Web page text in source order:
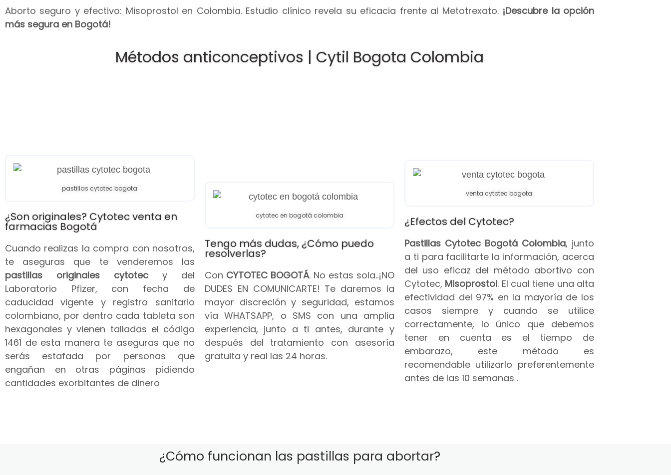
Aborto seguro y efectivo: Misoprostol en Colombia. Estudio clínico revela su eficacia frente al Metotrexato. ¡Descubre la opción
más segura en Bogotá!
Métodos anticonceptivos | Cytil Bogota Colombia
pastillas cytotec bogota
¿Son originales? Cytotec venta en
farmacias Bogotá
Cuando realizas la compra con nosotros,
te aseguras que te venderemos las
pastillas originales cytotec y del
Laboratorio Pfizer, con fecha de
caducidad vigente y registro sanitario
colombiano, por dentro cada tableta son
hexagonales y vienen talladas el código
1461 de esta manera te aseguras que no
serás estafada por personas que
engañan en otras páginas pidiendo
cantidades exorbitantes de dinero
cytotec en bogotá colombia
Tengo más dudas, ¿Cómo puedo
resolverlas?
Con CYTOTEC BOGOTÁ. No estas sola..¡NO
DUDES EN COMUNICARTE! Te daremos la
mayor discreción y seguridad, estamos
vía WHATSAPP, o SMS con una amplia
experiencia, junto a ti antes, durante y
después del tratamiento con asesoría
gratuita y real las 24 horas.
venta cytotec bogota
¿Efectos del Cytotec?
Pastillas Cytotec Bogotá Colombia, junto
a ti para facilitarte la información, acerca
del uso eficaz del método abortivo con
Cytotec, Misoprostol. El cual tiene una alta
efectividad del 97% en la mayoría de los
casos siempre y cuando se utilice
correctamente, lo único que debemos
tener en cuenta es el tiempo de
embarazo, este método es
recomendable utilizarlo preferentemente
antes de las 10 semanas .
¿Cómo funcionan las pastillas para abortar?